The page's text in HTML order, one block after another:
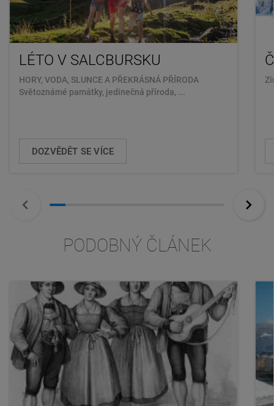
LÉTO V SALCBURSKU
HORY, VODA, SLUNCE A PŘEKRÁSNÁ PŘÍRODA
Světoznámé památky, jedinečná příroda, ...
DOZVĚDĚT SE VÍCE
PODOBNÝ ČLÁNEK